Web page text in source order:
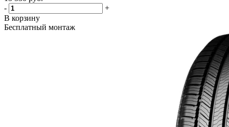
-
+
В корзину
Бесплатный монтаж